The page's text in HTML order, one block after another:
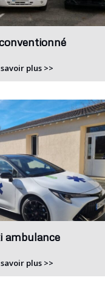
savoir plus >>
ambulance
savoir plus >>